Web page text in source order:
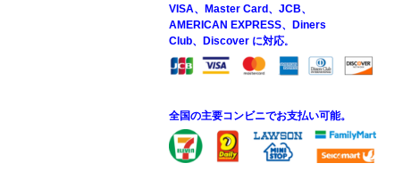
VISA、Master Card、JCB、
AMERICAN EXPRESS、Diners
Club、Discover に対応。
全国の主要コンビニでお支払い可能。